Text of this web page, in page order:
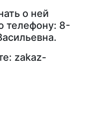
о ней
телефону: 8-
zakaz-